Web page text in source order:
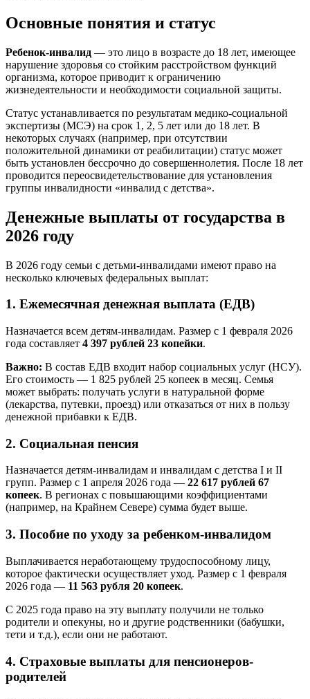
Основные понятия и статус
Ребенок-инвалид — это лицо в возрасте до 18 лет, имеющее
нарушение здоровья со стойким расстройством функций
организма, которое приводит к ограничению
жизнедеятельности и необходимости социальной защиты.
Статус устанавливается по результатам медико-социальной
экспертизы (МСЭ) на срок 1, 2, 5 лет или до 18 лет. В
некоторых случаях (например, при отсутствии
положительной динамики от реабилитации) статус может
быть установлен бессрочно до совершеннолетия. После 18 лет
проводится переосвидетельствование для установления
группы инвалидности «инвалид с детства».
Денежные выплаты от государства в
2026 году
В 2026 году семьи с детьми-инвалидами имеют право на
несколько ключевых федеральных выплат:
1. Ежемесячная денежная выплата (ЕДВ)
Назначается всем детям-инвалидам. Размер с 1 февраля 2026
года составляет 4 397 рублей 23 копейки.
Важно: В состав ЕДВ входит набор социальных услуг (НСУ).
Его стоимость — 1 825 рублей 25 копеек в месяц. Семья
может выбрать: получать услуги в натуральной форме
(лекарства, путевки, проезд) или отказаться от них в пользу
денежной прибавки к ЕДВ.
2. Социальная пенсия
Назначается детям-инвалидам и инвалидам с детства I и II
групп. Размер с 1 апреля 2026 года — 22 617 рублей 67
копеек. В регионах с повышающими коэффициентами
(например, на Крайнем Севере) сумма будет выше.
3. Пособие по уходу за ребенком-инвалидом
Выплачивается неработающему трудоспособному лицу,
которое фактически осуществляет уход. Размер с 1 февраля
2026 года — 11 563 рубля 20 копеек.
С 2025 года право на эту выплату получили не только
родители и опекуны, но и другие родственники (бабушки,
тети и т.д.), если они не работают.
4. Страховые выплаты для пенсионеров-
родителей